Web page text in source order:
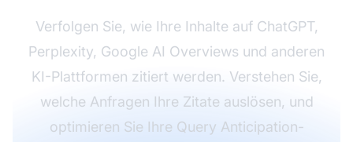
Verfolgen Sie, wie Ihre Inhalte auf ChatGPT,
Perplexity, Google AI Overviews und anderen
KI-Plattformen zitiert werden. Verstehen Sie,
welche Anfragen Ihre Zitate auslösen, und
optimieren Sie Ihre Query Anticipation-